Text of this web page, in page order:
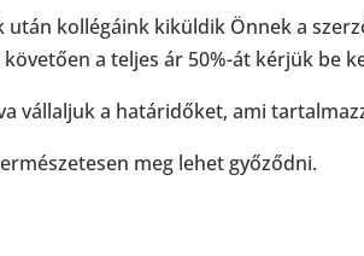
kollégáink kiküldik Önnek a
a teljes ár 50%-át kérjük be
vállaljuk a határidőket, ami
meg lehet győződni.